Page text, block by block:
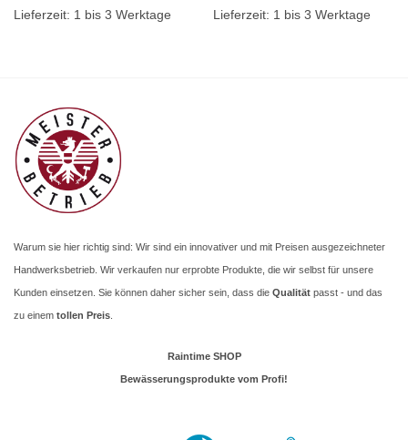
Lieferzeit: 1 bis 3 Werktage Lieferzeit: 1 bis 3 Werktage
Warum sie hier richtig sind: Wir sind ein innovativer und mit Preisen ausgezeichneter
Handwerksbetrieb. Wir verkaufen nur erprobte Produkte, die wir selbst für unsere
Kunden einsetzen. Sie können daher sicher sein, dass die Qualität passt - und das
zu einem tollen Preis
Raintime SHOP
Bewässerungsprodukte vom Profi!